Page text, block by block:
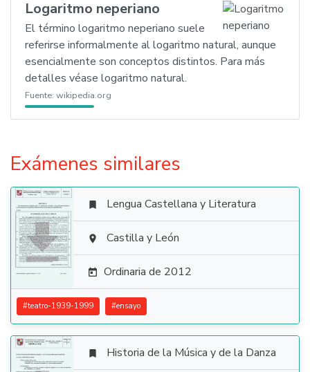
Logaritmo neperiano
El término logaritmo neperiano suele
referirse informalmente al logaritmo natural, aunque
esencialmente son conceptos distintos. Para más
detalles véase logaritmo natural.
Fuente: wikipedia.org
Exámenes similares

 Lengua Castellana y Literatura
 Castilla y León
 Ordinaria de 2012
#teatro-1939-1999 #ensayo
 Historia de la Música y de la Danza